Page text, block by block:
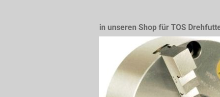
in unseren Shop für TOS